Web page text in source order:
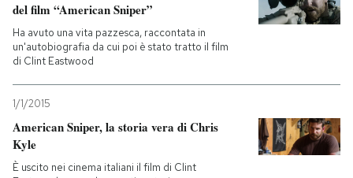
del film “American Sniper”
Ha avuto una vita pazzesca, raccontata in
un'autobiografia da cui poi è stato tratto il film
di Clint Eastwood
1/1/2015
American Sniper, la storia vera di Chris
Kyle
È uscito nei cinema italiani il film di Clint